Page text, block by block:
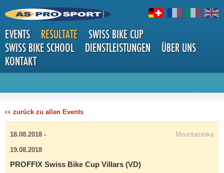
EVENTS RESULTATE
SWISS BIKE CUP
SWISS BIKE SCHOOL
DIENSTLEISTUNGEN
ÜBER UNS
KONTAKT
DETAILS
zurück zu allen Events
18.08.2018 -
19.08.2018
Mountainbike
PROFFIX Swiss Bike Cup Villars (VD)